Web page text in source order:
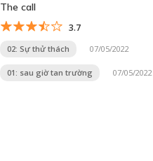
The call
3.7
02: Sự thử thách 07/05/2022
01: sau giờ tan trường 07/05/2022